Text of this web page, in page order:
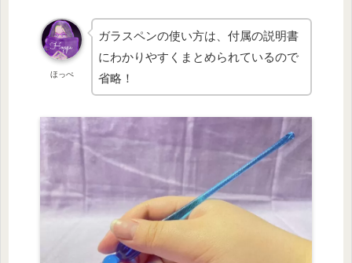
ほっぺ
ガラスペンの使い方は、付属の説明書
にわかりやすくまとめられているので
省略！